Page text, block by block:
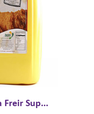
Freir Sup...